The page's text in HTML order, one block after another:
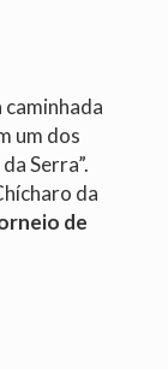
caminhada
um dos
Serra”.
da
de